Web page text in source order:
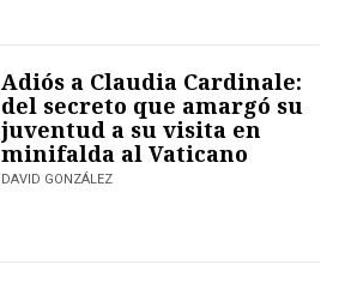
Adiós a Claudia Cardinale:
del secreto que amargó su
juventud a su visita en
minifalda al Vaticano
DAVID GONZÁLEZ